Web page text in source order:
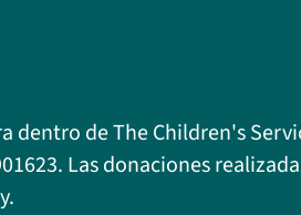
dentro de The Children's
Las donaciones